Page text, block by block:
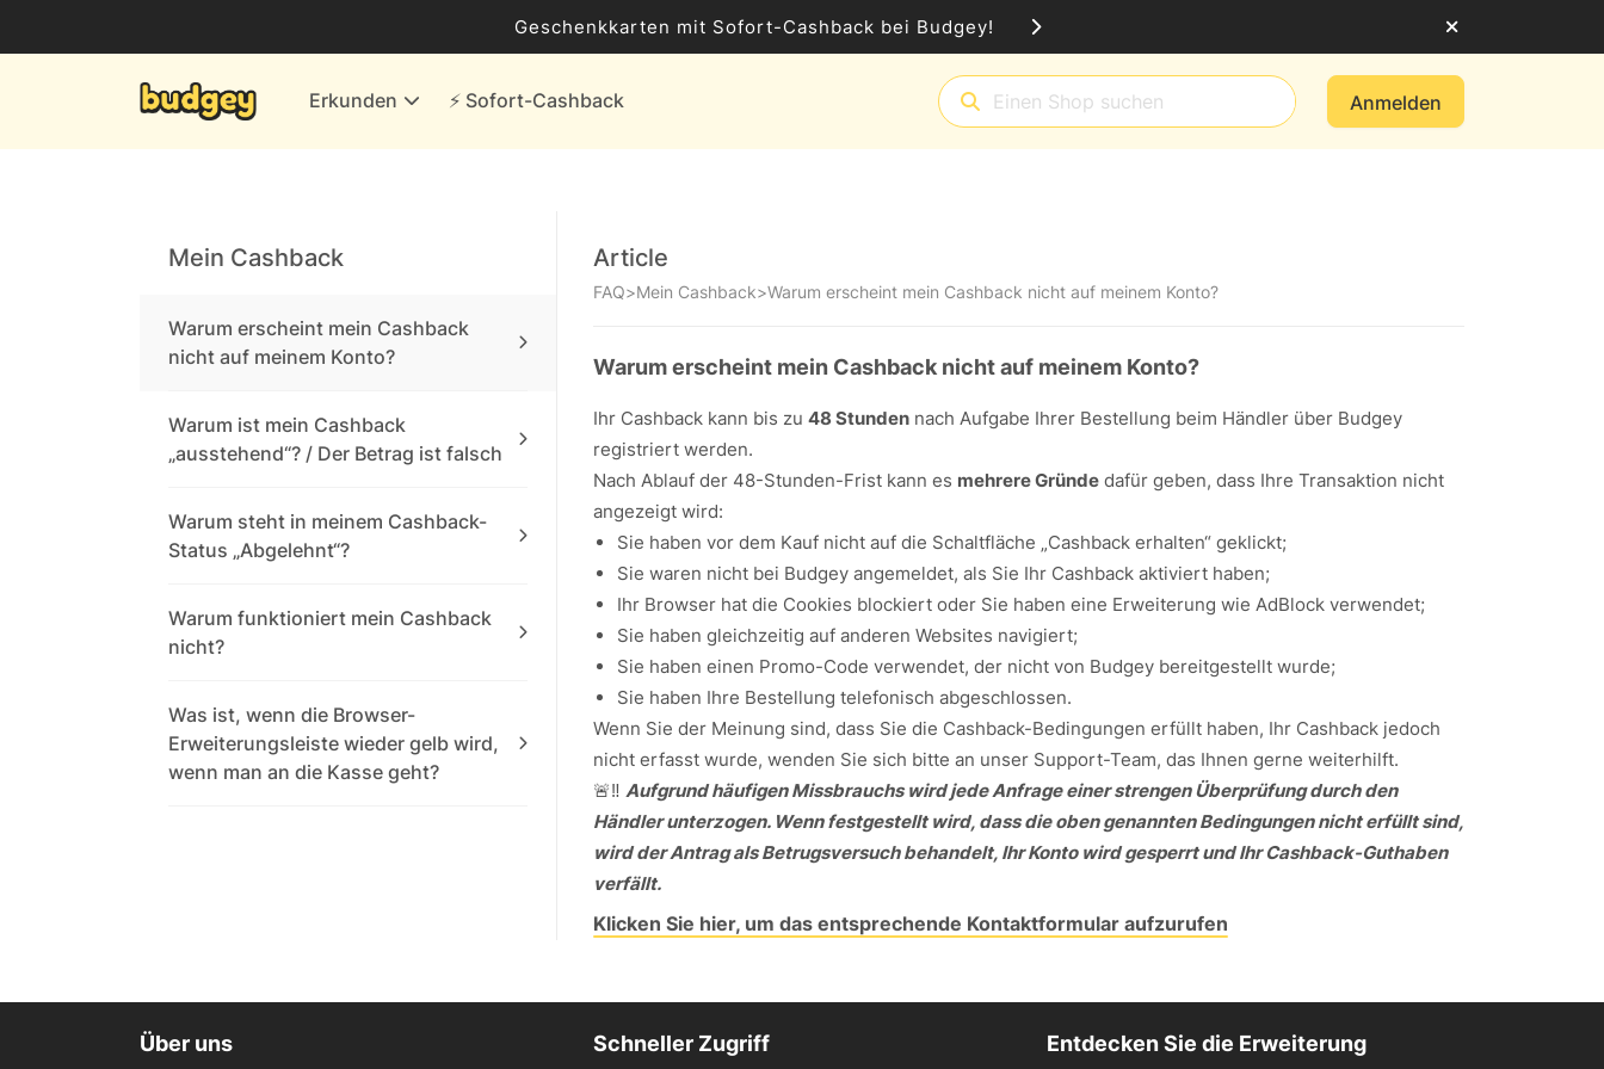
Geschenkkarten mit Sofort-Cashback bei Budgey!
Erkunden ⚡️ Sofort-Cashback Anmelden
Finanzen & Versicherungen
Alle Händler
Mein Cashback
Warum erscheint mein Cashback
nicht auf meinem Konto?
Warum ist mein Cashback
„ausstehend“? / Der Betrag ist falsch
Warum steht in meinem Cashback-
Status „Abgelehnt“?
Warum funktioniert mein Cashback
nicht?
Was ist, wenn die Browser-
Erweiterungsleiste wieder gelb wird,
wenn man an die Kasse geht?
Article
FAQ>Mein Cashback>Warum erscheint mein Cashback nicht auf meinem Konto?
Warum erscheint mein Cashback nicht auf meinem Konto?
Ihr Cashback kann bis zu 48 Stunden nach Aufgabe Ihrer Bestellung beim Händler über Budgey
registriert werden.
Nach Ablauf der 48-Stunden-Frist kann es mehrere Gründe dafür geben, dass Ihre Transaktion nicht
angezeigt wird:
Sie haben vor dem Kauf nicht auf die Schaltfläche „Cashback erhalten“ geklickt;
Sie waren nicht bei Budgey angemeldet, als Sie Ihr Cashback aktiviert haben;
Ihr Browser hat die Cookies blockiert oder Sie haben eine Erweiterung wie AdBlock verwendet;
Sie haben gleichzeitig auf anderen Websites navigiert;
Sie haben einen Promo-Code verwendet, der nicht von Budgey bereitgestellt wurde;
Sie haben Ihre Bestellung telefonisch abgeschlossen.
Wenn Sie der Meinung sind, dass Sie die Cashback-Bedingungen erfüllt haben, Ihr Cashback jedoch
nicht erfasst wurde, wenden Sie sich bitte an unser Support-Team, das Ihnen gerne weiterhilft.
🚨‼️ Aufgrund häufigen Missbrauchs wird jede Anfrage einer strengen Überprüfung durch den
Händler unterzogen. Wenn festgestellt wird, dass die oben genannten Bedingungen nicht erfüllt sind,
wird der Antrag als Betrugsversuch behandelt, Ihr Konto wird gesperrt und Ihr Cashback-Guthaben
verfällt.
Klicken Sie hier, um das entsprechende Kontaktformular aufzurufen
Über uns Schneller Zugriff Entdecken Sie die Erweiterung